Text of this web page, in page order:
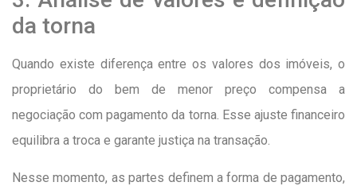
da torna
Quando existe diferença entre os valores dos imóveis, o
proprietário do bem de menor preço compensa a
negociação com pagamento da torna. Esse ajuste financeiro
equilibra a troca e garante justiça na transação.
Nesse momento, as partes definem a forma de pagamento,